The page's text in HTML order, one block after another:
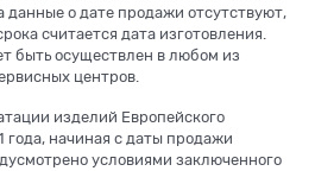
данные о дате продажи отсутствуют,
считается дата изготовления.
быть осуществлен в любом из
центров.
изделий Европейского
года, начиная с даты продажи
условиями заключенного